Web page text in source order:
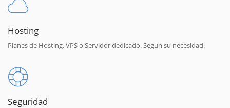
Hosting
Planes de Hosting, VPS o Servidor dedicado. Segun su necesidad.
Seguridad